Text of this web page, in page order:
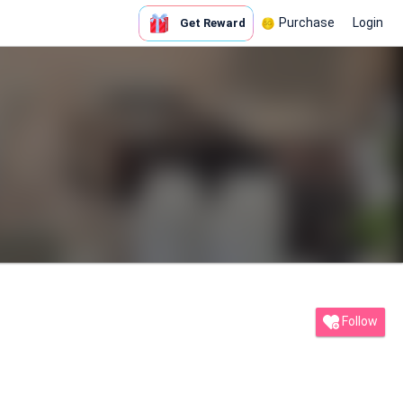
Get Reward Purchase Login
Follow